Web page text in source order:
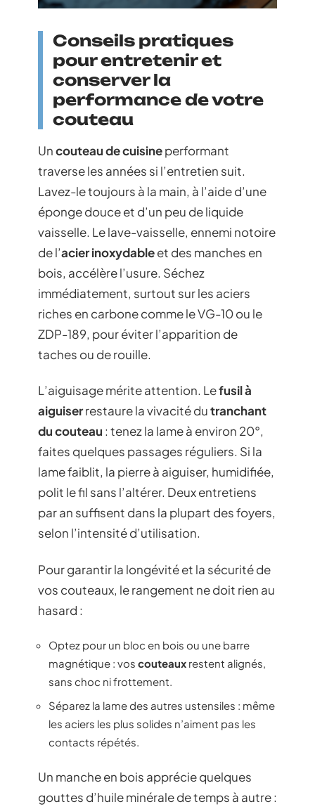
Conseils pratiques
pour entretenir et
conserver la
performance de votre
couteau
Uncouteau de cuisineperformant
traverse les années si l’entretien suit.
Lavez-le toujours à la main, à l’aide d’une
éponge douce et d’un peu de liquide
vaisselle. Le lave-vaisselle, ennemi notoire
de l’acier inoxydableet des manches en
bois, accélère l’usure. Séchez
immédiatement, surtout sur les aciers
riches en carbone comme le VG-10 ou le
ZDP-189, pour éviter l’apparition de
taches ou de rouille.
L’aiguisage mérite attention. Lefusil à
aiguiserrestaure la vivacité dutranchant
du couteau : tenez la lame à environ 20°,
faites quelques passages réguliers. Si la
lame faiblit, la pierre à aiguiser, humidifiée,
polit le fil sans l’altérer. Deux entretiens
par an suffisent dans la plupart des foyers,
selon l’intensité d’utilisation.
Pour garantir la longévité et la sécurité de
vos couteaux, le rangement ne doit rien au
hasard :
Optez pour un bloc en bois ou une barre
magnétique : vos couteaux restent alignés,
sans choc ni frottement.
Séparez la lame des autres ustensiles : même
les aciers les plus solides n’aiment pas les
contacts répétés.
Un manche en bois apprécie quelques
gouttes d’huile minérale de temps à autre :